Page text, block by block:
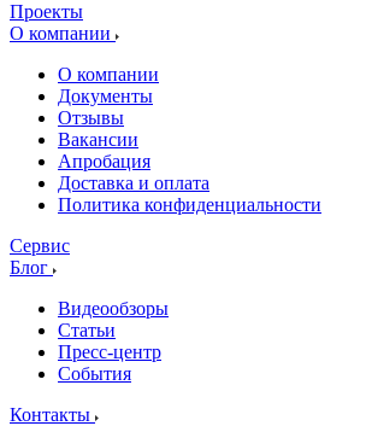
Проекты
О компании
О компании
Документы
Отзывы
Вакансии
Апробация
Доставка и оплата
Политика конфиденциальности
Сервис
Блог
Видеообзоры
Статьи
Пресс-центр
События
Контакты